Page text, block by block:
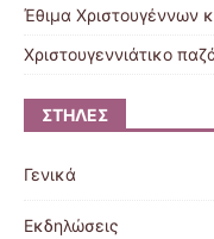
Έθιμα Χριστουγέννων
Χριστουγεννιάτικο
ΣΤΉΛΕΣ
Γενικά
Εκδηλώσεις